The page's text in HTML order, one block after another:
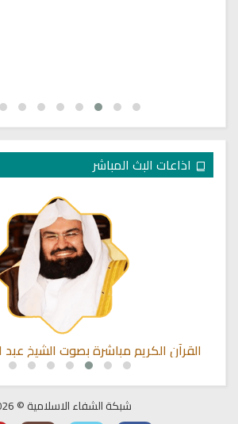
اذاعات البث المباشر
القرآن الكريم مباشرة بصوت الشيخ
شبكة الشفاء الاسلامية © 2026